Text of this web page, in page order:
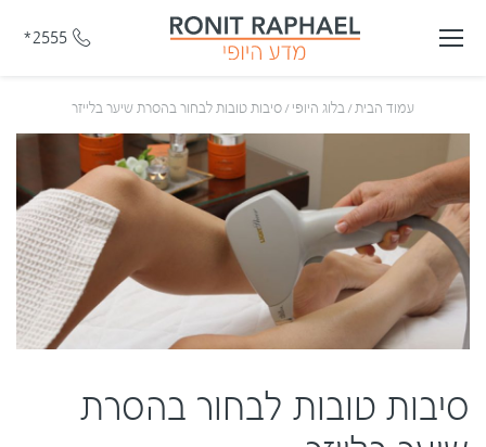
*2555
עמוד הבית/בלוג היופי/סיבות טובות לבחור בהסרת שיער בלייזר
סיבות טובות לבחור בהסרת